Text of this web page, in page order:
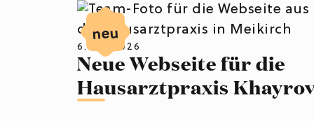
6. Juli 2026
Neue Webseite für die
Hausarztpraxis
neu